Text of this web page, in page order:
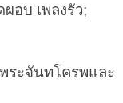
อบ เพลงรัว;
ะจันทโครพและ